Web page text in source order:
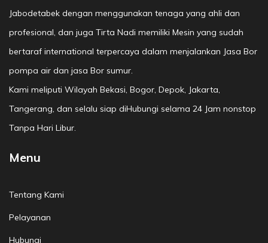
Jabodetabek dengan menggunakan tenaga yang ahli dan
profesional, dan juga Tirta Nadi memiliki Mesin yang sudah
bertaraf international terpercaya dalam menjalankan Jasa Bor
pompa air dan jasa Bor sumur.
Kami meliputi Wilayah Bekasi, Bogor, Depok, Jakarta,
Tangerang, dan selalu siap diHubungi selama 24 Jam nonstop
Tanpa Hari Libur.
Menu
Tentang Kami
Pelayanan
Hubungi